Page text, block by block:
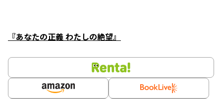
『あなたの正義 わたしの絶望』